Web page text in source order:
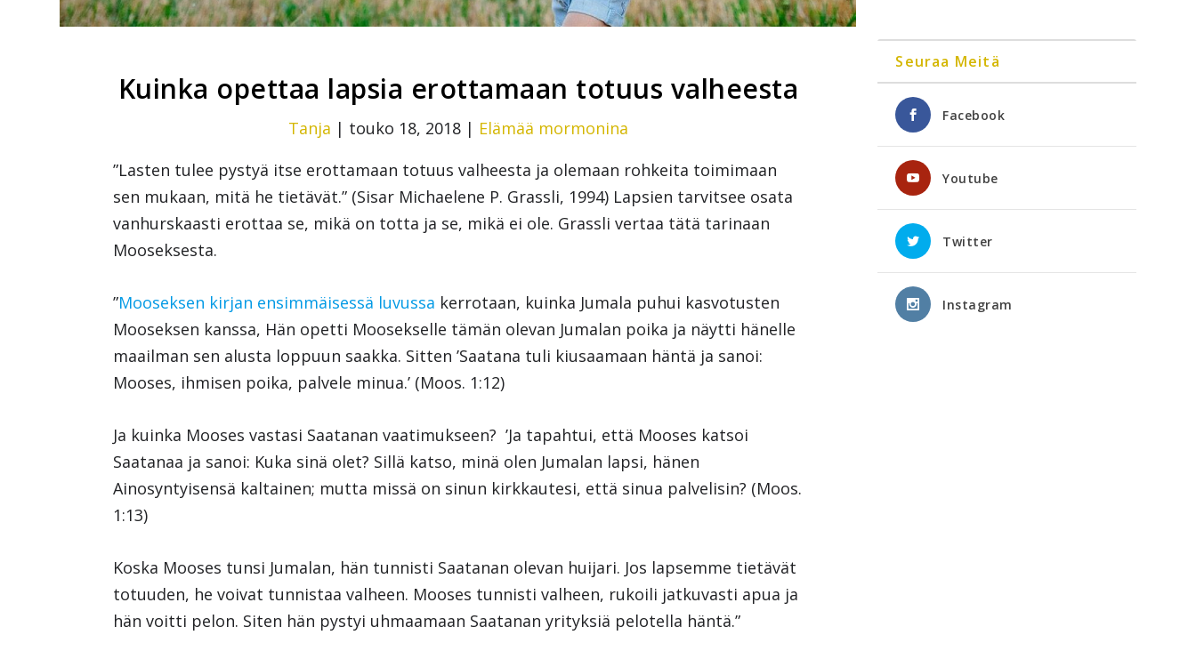
Kuinka opettaa lapsia erottamaan totuus valheesta
Tanja | touko 18, 2018| Elämää mormonina
”Lasten tulee pystyä itse erottamaan totuus valheesta ja olemaan rohkeita toimimaan
sen mukaan, mitä he tietävät.” (Sisar Michaelene P. Grassli, 1994) Lapsien tarvitsee osata
vanhurskaasti erottaa se, mikä on totta ja se, mikä ei ole. Grassli vertaa tätä tarinaan
Mooseksesta.
”Mooseksen kirjan ensimmäisessä luvussa kerrotaan, kuinka Jumala puhui kasvotusten
Mooseksen kanssa, Hän opetti Moosekselle tämän olevan Jumalan poika ja näytti hänelle
maailman sen alusta loppuun saakka. Sitten ’Saatana tuli kiusaamaan häntä ja sanoi:
Mooses, ihmisen poika, palvele minua.’ (Moos. 1:12)
Ja kuinka Mooses vastasi Saatanan vaatimukseen? ’Ja tapahtui, että Mooses katsoi
Saatanaa ja sanoi: Kuka sinä olet? Sillä katso, minä olen Jumalan lapsi, hänen
Ainosyntyisensä kaltainen; mutta missä on sinun kirkkautesi, että sinua palvelisin? (Moos.
1:13)
Koska Mooses tunsi Jumalan, hän tunnisti Saatanan olevan huijari. Jos lapsemme tietävät
totuuden, he voivat tunnistaa valheen. Mooses tunnisti valheen, rukoili jatkuvasti apua ja
hän voitti pelon. Siten hän pystyi uhmaamaan Saatanan yrityksiä pelotella häntä.”
Seuraa Meitä
Facebook
Youtube
Twitter
Instagram